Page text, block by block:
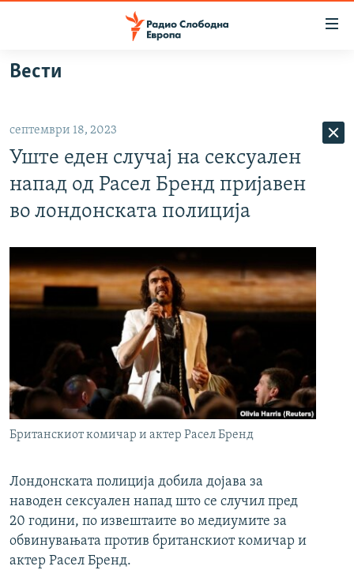
Оди
на
главната
навигација
на
ВИЗУЕЛНО
ШТО ТРЕБА ДА ЗНАЕТЕ
СЛЕДЕТЕ НЕ
РСЕ веб страници
Вести
септември 18, 2023
Уште еден случај на сексуален
напад од Расел Бренд пријавен
во лондонската полиција
Британскиот комичар и актер Расел Бренд
Лондонската полиција добила дојава за
наводен сексуален напад што се случил пред
20 години, по извештаите во медиумите за
обвинувањата против британскиот комичар и
актер Расел Бренд.